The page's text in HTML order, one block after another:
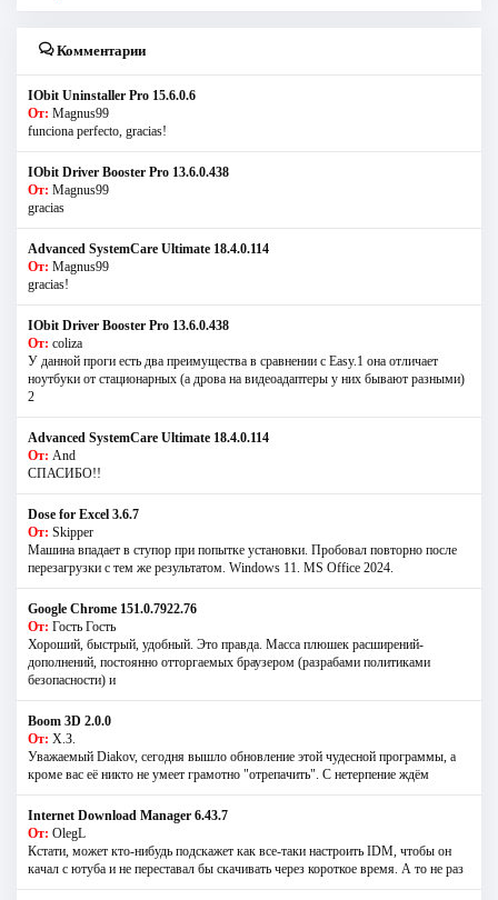
Комментарии
IObit Uninstaller Pro 15.6.0.6
От: Magnus99
funciona perfecto, gracias!
IObit Driver Booster Pro 13.6.0.438
От: Magnus99
gracias
Advanced SystemCare Ultimate 18.4.0.114
От: Magnus99
gracias!
IObit Driver Booster Pro 13.6.0.438
От: coliza
У данной проги есть два преимущества в сравнении с Easy.1 она отличает
ноутбуки от стационарных (а дрова на видеоадаптеры у них бывают разными)
2
Advanced SystemCare Ultimate 18.4.0.114
От: And
СПАСИБО!!
Dose for Excel 3.6.7
От: Skipper
Машина впадает в ступор при попытке установки. Пробовал повторно после
перезагрузки с тем же результатом. Windows 11. MS Offiсe 2024.
Google Chrome 151.0.7922.76
От: Гость Гость
Хороший, быстрый, удобный. Это правда. Масса плюшек расширений-
дополнений, постоянно отторгаемых браузером (разрабами политиками
безопасности) и
Boom 3D 2.0.0
От: Х.З.
Уважаемый Diakov, сегодня вышло обновление этой чудесной программы, а
кроме вас её никто не умеет грамотно "отрепачить". С нетерпение ждём
Internet Download Manager 6.43.7
От: OlegL
Кстати, может кто-нибудь подскажет как все-таки настроить IDM, чтобы он
качал с ютуба и не переставал бы скачивать через короткое время. А то не раз